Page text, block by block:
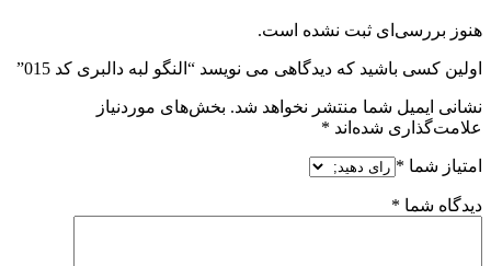
هنوز بررسی‌ای ثبت نشده است.
اولین کسی باشید که دیدگاهی می نویسد “النگو لبه دالبری کد 015”
نشانی ایمیل شما منتشر نخواهد شد. بخش‌های موردنیاز
علامت‌گذاری شده‌اند *
امتیاز شما *
دیدگاه شما *